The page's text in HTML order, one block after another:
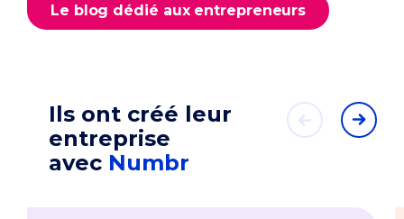
Le blog dédié aux entrepreneurs
Ils ont créé leur
entreprise
avec Numbr